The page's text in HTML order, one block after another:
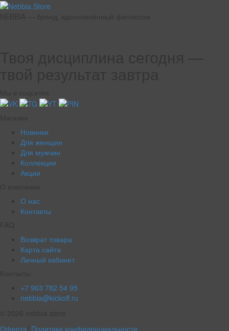
Новинки
Для женщин
Для мужчин
Коллекции
Акции
О нас
Контакты
Возврат товара
Карта сайта
Личный кабинет
+7 963 782 54 95
nebbia@kickoff.ru
Оферта Политика конфиденциальности